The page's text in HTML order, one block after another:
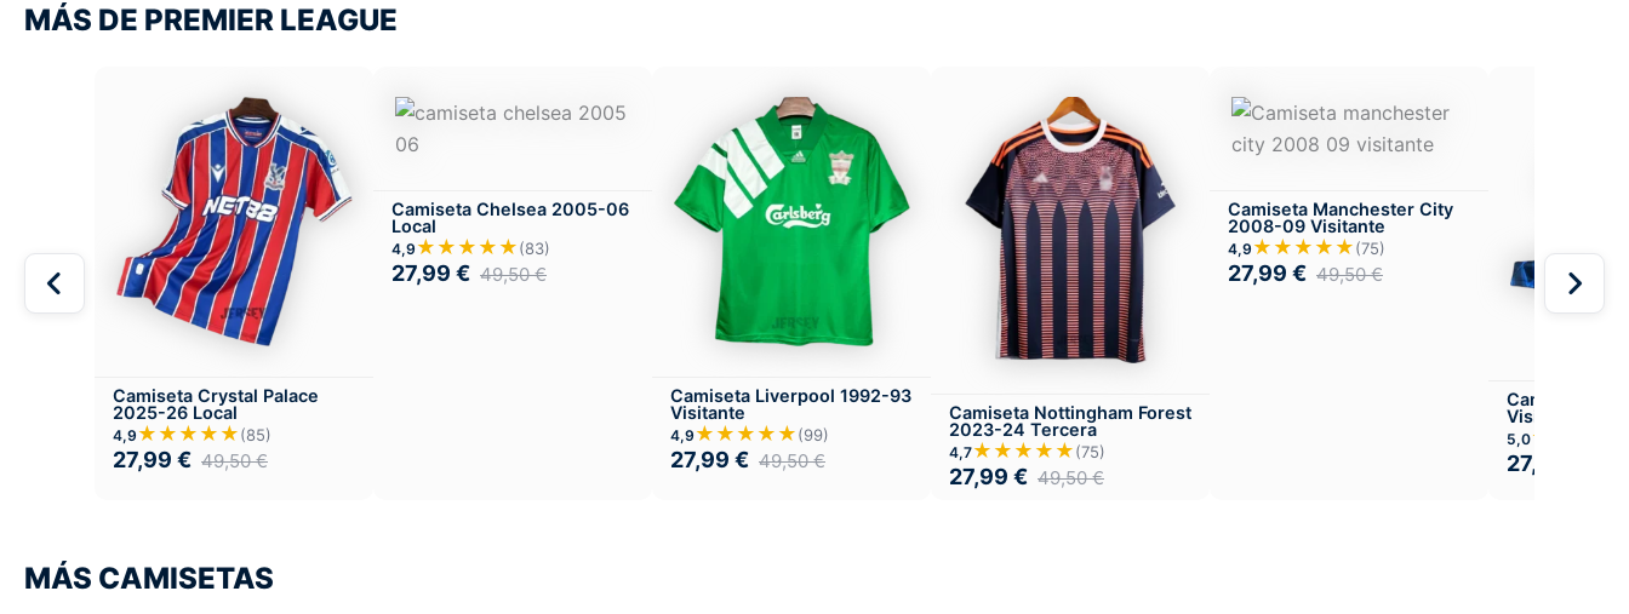
MÁS DE PREMIER LEAGUE
Camiseta Crystal Palace
2025-26 Local
4,9 ★★★★★(85)
27,99 € 49,50€
Camiseta Chelsea 2005-06
Local
4,9 ★★★★★(83)
27,99 € 49,50€
Camiseta Liverpool 1992-93
Visitante
4,9 ★★★★★(99)
27,99 € 49,50€
Camiseta Nottingham Forest
2023-24 Tercera
4,7★★★★★(75)
27,99 € 49,50€
Camiseta Manchester City
2008-09 Visitante
4,9 ★★★★★(75)
27,99 € 49,50€
Camiseta
Visitante
5,0
27,99
MÁS CAMISETAS